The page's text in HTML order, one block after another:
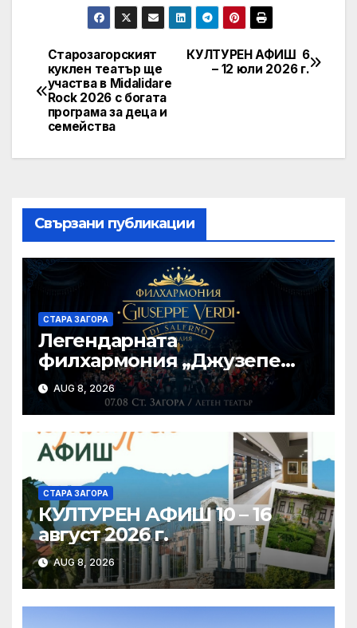
Post
navigation
КУЛТУРЕН АФИШ 6
– 12 юли 2026 г.
Старозагорският
куклен театър ще
участва в Midalidare
Rock 2026 с богата
програма за деца и
семейства
Свързани публикации
СТАРА ЗАГОРА
Легендарната
филхармония „Джузепе
Верди“ от Салерно с
концерт под звездите тази
вечер в Летен татър – Стара
Загора
AUG 8, 2026
СТАРА ЗАГОРА
КУЛТУРЕН АФИШ 10 – 16
август 2026 г.
AUG 8, 2026